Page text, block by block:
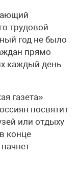
трудовой
год не было
прямо
каждый день
газета»
посвятит
или отдыху
конце
начнет